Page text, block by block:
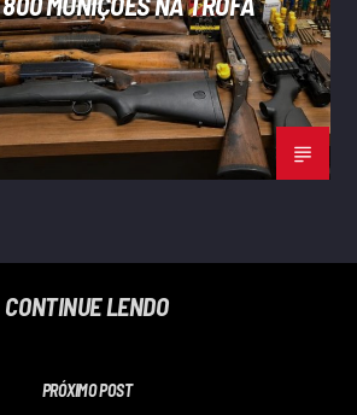
CONTINUE LENDO
PRÓXIMO POST